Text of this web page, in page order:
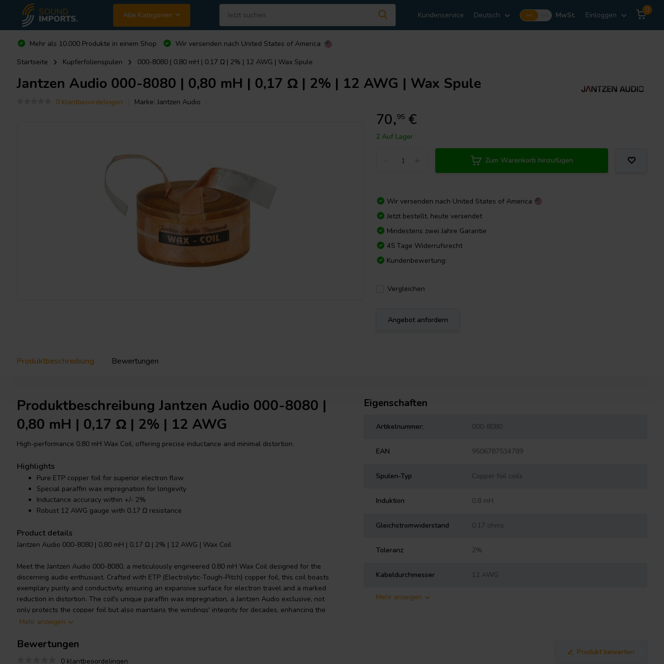
Alle Kategorien Kundenservice Deutsch Incl. MwSt. Einloggen
0
Mehr als 10.000 Produkte in einem Shop Wir versenden nach United States of America
Startseite
Kupferfolienspulen 000-8080 | 0,80 mH | 0,17 Ω | 2% | 12 AWG | Wax Spule
Jantzen Audio 000-8080 | 0,80 mH | 0,17 Ω | 2% | 12 AWG | Wax Spule
0 klantbeoordelingen Marke: Jantzen Audio
70,95 €
2 Auf Lager
Zum Warenkorb hinzufügen
Wir versenden nach United States of America
Jetzt bestellt, heute versendet
Mindestens zwei Jahre Garantie
45 Tage Widerrufsrecht
Kundenbewertung:
Vergleichen
Angebot anfordern
Produktbeschreibung Bewertungen
Produktbeschreibung Jantzen Audio 000-8080 |
0,80 mH | 0,17 Ω | 2% | 12 AWG
High-performance 0.80 mH Wax Coil, offering precise inductance and minimal distortion.
Highlights
Pure ETP copper foil for superior electron flow
Special paraffin wax impregnation for longevity
Inductance accuracy within +/- 2%
Robust 12 AWG gauge with 0.17 Ω resistance
Product details
Jantzen Audio 000-8080 | 0,80 mH | 0,17 Ω | 2% | 12 AWG | Wax Coil
Meet the Jantzen Audio 000-8080, a meticulously engineered 0.80 mH Wax Coil designed for the
discerning audio enthusiast. Crafted with ETP (Electrolytic-Tough-Pitch) copper foil, this coil boasts
exemplary purity and conductivity, ensuring an expansive surface for electron travel and a marked
reduction in distortion. The coil's unique paraffin wax impregnation, a Jantzen Audio exclusive, not
only protects the copper foil but also maintains the windings' integrity for decades, enhancing the
product's durability and performance under varying temperatures. With an inductance tolerance
guarantees precision and consistency in audio crossover components. Its robust build is
Mehr anzeigen
Eigenschaften
Artikelnummer: 000-8080
EAN 9506787534789
Spulen-Typ Copper foil coils
Induktion 0.8 mH
Gleichstromwiderstand 0.17 ohms
Toleranz 2%
Kabeldurchmesser 12 AWG
Mehr anzeigen
Bewertungen
0 klantbeoordelingen
Produkt bewerten